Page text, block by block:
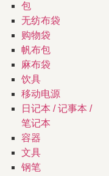
包
无纺布袋
购物袋
帆布包
麻布袋
饮具
移动电源
日记本 / 记事本 /
笔记本
容器
文具
钢笔